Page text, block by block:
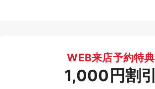
WEB来店予約特典
1,000円割引